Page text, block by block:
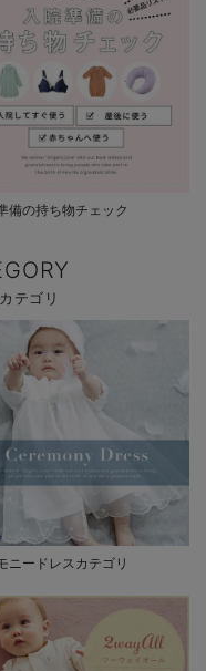
備の持ち物チェック
テゴリ
ニードレスカテゴリ